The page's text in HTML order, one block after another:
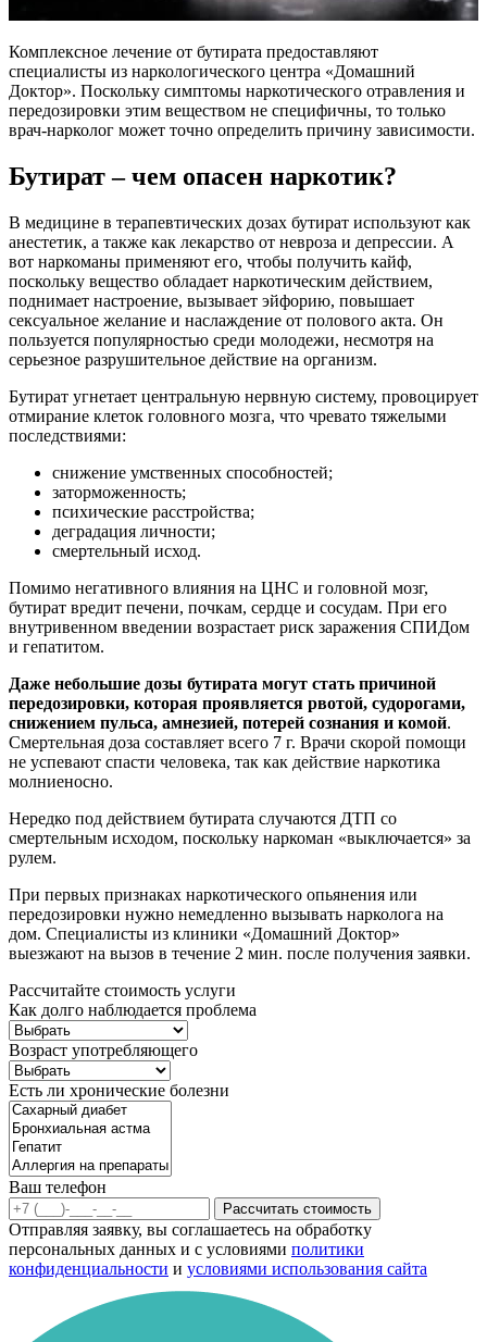
Комплексное лечение от бутирата предоставляют
специалисты из наркологического центра «Домашний
Доктор». Поскольку симптомы наркотического отравления и
передозировки этим веществом не специфичны, то только
врач-нарколог может точно определить причину зависимости.
Бутират – чем опасен наркотик?
В медицине в терапевтических дозах бутират используют как
анестетик, а также как лекарство от невроза и депрессии. А
вот наркоманы применяют его, чтобы получить кайф,
поскольку вещество обладает наркотическим действием,
поднимает настроение, вызывает эйфорию, повышает
сексуальное желание и наслаждение от полового акта. Он
пользуется популярностью среди молодежи, несмотря на
серьезное разрушительное действие на организм.
Бутират угнетает центральную нервную систему, провоцирует
отмирание клеток головного мозга, что чревато тяжелыми
последствиями:
снижение умственных способностей;
заторможенность;
психические расстройства;
деградация личности;
смертельный исход.
Помимо негативного влияния на ЦНС и головной мозг,
бутират вредит печени, почкам, сердце и сосудам. При его
внутривенном введении возрастает риск заражения СПИДом
и гепатитом.
Даже небольшие дозы бутирата могут стать причиной
передозировки, которая проявляется рвотой, судорогами,
снижением пульса, амнезией, потерей сознания и комой.
Смертельная доза составляет всего 7 г. Врачи скорой помощи
не успевают спасти человека, так как действие наркотика
молниеносно.
Нередко под действием бутирата случаются ДТП со
смертельным исходом, поскольку наркоман «выключается» за
рулем.
При первых признаках наркотического опьянения или
передозировки нужно немедленно вызывать нарколога на
дом. Специалисты из клиники «Домашний Доктор»
выезжают на вызов в течение 2 мин. после получения заявки.
Рассчитайте стоимость услуги
Как долго наблюдается проблема
Возраст употребляющего
Есть ли хронические болезни
Ваш телефон
Рассчитать стоимость
Отправляя заявку, вы соглашаетесь на обработку
персональных данных и с условиями политики
конфиденциальности и условиями использования сайта